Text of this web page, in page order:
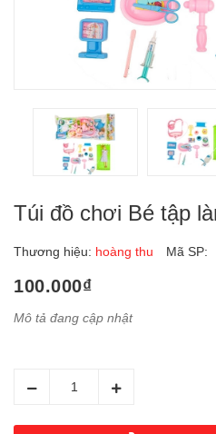
Túi đồ chơi Bé tập
Thương hiệu: hoàng thu Mã SP:
100.000₫
Mô tả đang cập nhật